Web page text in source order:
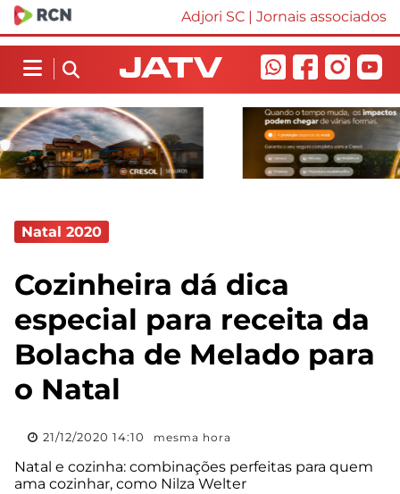
Adjori SC | Jornais associados
Natal 2020
Cozinheira dá dica
especial para receita da
Bolacha de Melado para
o Natal
21/12/2020 14:10 mesma hora
Natal e cozinha: combinações perfeitas para quem
ama cozinhar, como Nilza Welter